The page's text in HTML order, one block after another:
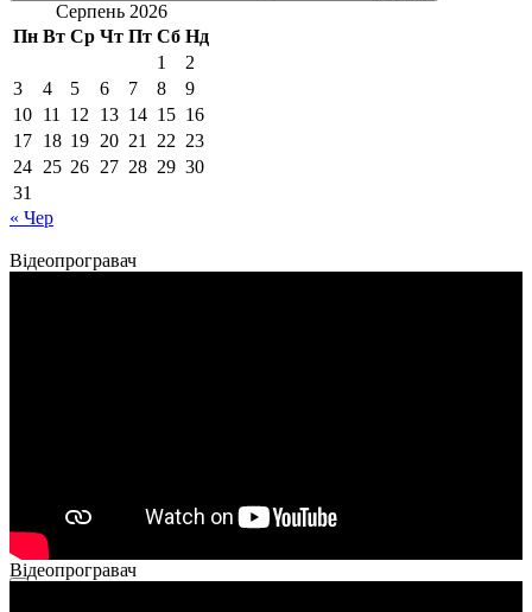
Серпень 2026
Пн Вт Ср Чт Пт Сб Нд
1
2
3
4 5 6 7 8
9
10 11 12 13 14 15 16
17 18 19 20 21 22 23
24 25 26 27 28 29 30
31
« Чер
Відеопрогравач
Відеопрогравач